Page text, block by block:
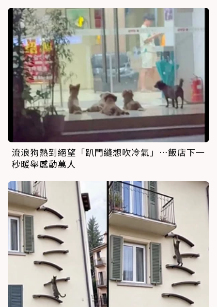
流浪狗熱到絕望「趴門縫想吹冷氣」…飯店下一
秒暖舉感動萬人